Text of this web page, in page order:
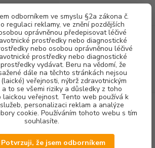
odborníkem ve smyslu §2a zákona č.
regulaci reklamy, ve znění pozdějších
oprávněnou předepisovat léčivé
prostředky nebo diagnostické
nebo osobou oprávněnou léčivé
prostředky nebo diagnostické
vydávat. Beru na vědomí, že
dále na těchto stránkách nejsou
veřejnosti, nýbrž zdravotnickým
a to se všemi riziky a důsledky z toho
laickou veřejnost. Tento web používá k
personalizaci reklam a analýze
cookie. Používáním tohoto webu s tím
souhlasíte.
Potvrzuji, že jsem odborníkem
Menu
CZK
Hledat
za0,00 Kč
SOUPRAVY + NÁHRADNÍ DÍLY
KOŠÍKY DO
košík do plivátka - kovový
košík do plivátka -